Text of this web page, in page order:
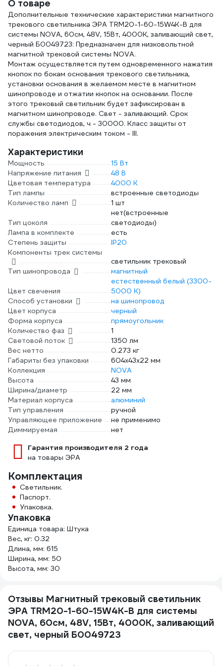
О товаре
Дополнительные технические характеристики магнитного
трекового светильника ЭРА TRM20-1-60-15W4K-B для
системы NOVA, 60см, 48V, 15Вт, 4000К, заливающий свет,
черный Б0049723: Предназначен для низковольтной
магнитной трековой системы NOVA.
Монтаж осуществляется путем одновременного нажатия
кнопок по бокам основания трекового светильника,
установки основания в желаемом месте в магнитном
шинопроводе и отжатии кнопок на основании. После
этого трековый светильник будет зафиксирован в
магнитном шинопроводе. Свет - заливающий. Срок
службы светодиодов, ч - 30000. Класс защиты от
поражения электрическим током - III.
Характеристики
Мощность
15 Вт
Напряжение питания
48 В
Цветовая температура
4000 К
Тип лампы
встроенные светодиоды
Количество ламп
1 шт
Тип цоколя
нет(встроенные
светодиоды)
Лампа в комплекте
есть
Степень защиты
IP20
Компоненты трек системы
светильник трековый
Тип шинопровода
магнитный
Цвет свечения
естественный белый (3300-
5000 К)
Способ установки
на шинопровод
Цвет корпуса
черный
Форма корпуса
прямоугольник
Количество фаз
1
Световой поток
1350 лм
Вес нетто
0.273 кг
Габариты без упаковки
604x43x22 мм
Коллекция
NOVA
Высота
43 мм
Ширина/диаметр
22 мм
Материал корпуса
алюминий
Тип управления
ручной
Управляющее приложение
не применимо
Диммируемая
нет
Гарантия производителя 2 года
на товары ЭРА
Комплектация
Светильник.
Паспорт.
Упаковка.
Упаковка
Единица товара: Штука
Вес, кг: 0.32
Длина, мм: 615
Ширина, мм: 50
Высота, мм: 30
Отзывы Магнитный трековый светильник
ЭРА TRM20-1-60-15W4K-B для системы
NOVA, 60см, 48V, 15Вт, 4000К, заливающий
свет, черный Б0049723